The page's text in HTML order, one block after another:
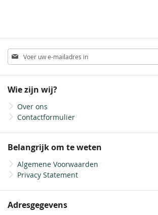
Abonneer
u
op
nieuwsbrief
Wie zijn wij?
Over ons
Contactformulier
Belangrijk om te weten
Algemene Voorwaarden
Privacy Statement
Adresgegevens